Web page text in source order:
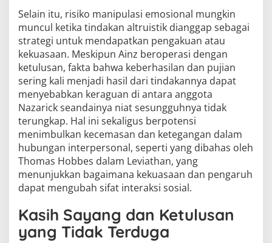
Selain itu, risiko manipulasi emosional mungkin
muncul ketika tindakan altruistik dianggap sebagai
strategi untuk mendapatkan pengakuan atau
kekuasaan. Meskipun Ainz beroperasi dengan
ketulusan, fakta bahwa keberhasilan dan pujian
sering kali menjadi hasil dari tindakannya dapat
menyebabkan keraguan di antara anggota
Nazarick seandainya niat sesungguhnya tidak
terungkap. Hal ini sekaligus berpotensi
menimbulkan kecemasan dan ketegangan dalam
hubungan interpersonal, seperti yang dibahas oleh
Thomas Hobbes dalam Leviathan, yang
menunjukkan bagaimana kekuasaan dan pengaruh
dapat mengubah sifat interaksi sosial.
Kasih Sayang dan Ketulusan
yang Tidak Terduga